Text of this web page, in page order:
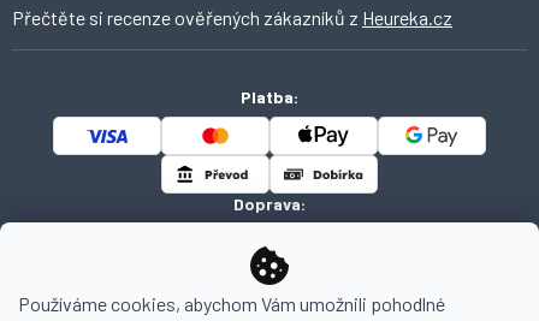
Používáme cookies, abychom Vám umožnili pohodlné
Přečtěte si recenze ověřených zákazníků z Heureka.cz
Platba:
Doprava: